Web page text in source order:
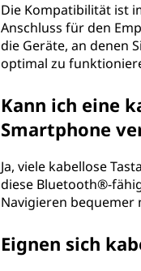
Die Kompatibilität ist
Anschluss für den
die Geräte, an denen
optimal zu
Kann ich eine
Smartphone
Ja, viele kabellose
diese Bluetooth®-
Navigieren bequemer
Eignen sich